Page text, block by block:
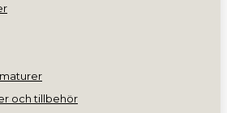
och tillbehör